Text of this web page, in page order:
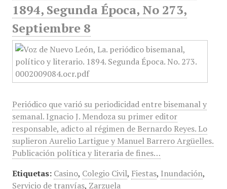
1894, Segunda Época, No 273,
Septiembre 8
Periódico que varió su periodicidad entre bisemanal y
semanal. Ignacio J. Mendoza su primer editor
responsable, adicto al régimen de Bernardo Reyes. Lo
suplieron Aurelio Lartigue y Manuel Barrero Argüelles.
Publicación política y literaria de fines…
Etiquetas: Casino, Colegio Civil, Fiestas, Inundación,
Servicio de tranvías, Zarzuela